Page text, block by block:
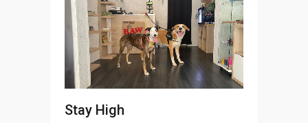
Stay High